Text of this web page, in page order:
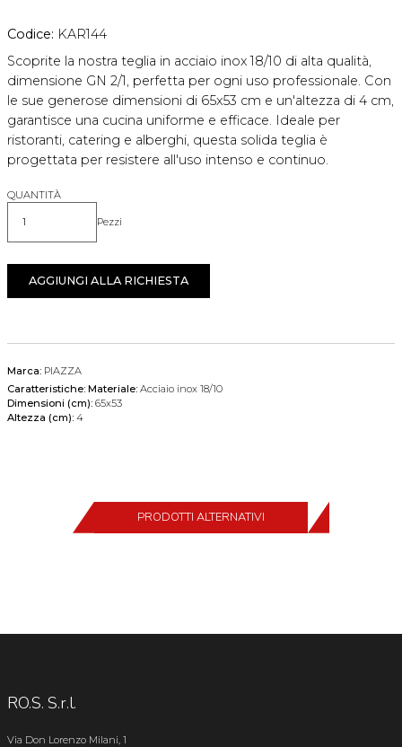
Codice: KAR144
Scoprite la nostra teglia in acciaio inox 18/10 di alta qualità,
dimensione GN 2/1, perfetta per ogni uso professionale. Con
le sue generose dimensioni di 65x53 cm e un'altezza di 4 cm,
garantisce una cucina uniforme e efficace. Ideale per
ristoranti, catering e alberghi, questa solida teglia è
progettata per resistere all'uso intenso e continuo.
QUANTITÀ
Quantità Pezzi
AGGIUNGI ALLA RICHIESTA
Marca: PIAZZA
Caratteristiche: Materiale: Acciaio inox 18/10
Dimensioni (cm): 65x53
Altezza (cm): 4
PRODOTTI ALTERNATIVI
RO.S. S.r.l.
Via Don Lorenzo Milani, 1